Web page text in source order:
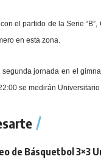
el partido de la Serie
en esta zona.
segunda jornada en el
se medirán
de Básquetbol 3×3